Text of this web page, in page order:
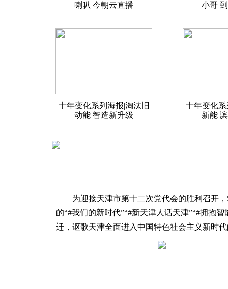
喇叭 今朝云直播
小哥
十年变化系列海报|淘汰旧
动能 智造新升级
十年变化
新能
为迎接天津市第十二次党代会的胜利召开，5
的“#我们的新时代”“#新天津人话天津”“#拥抱
迁，讴歌天津全面进入中国特色社会主义新时